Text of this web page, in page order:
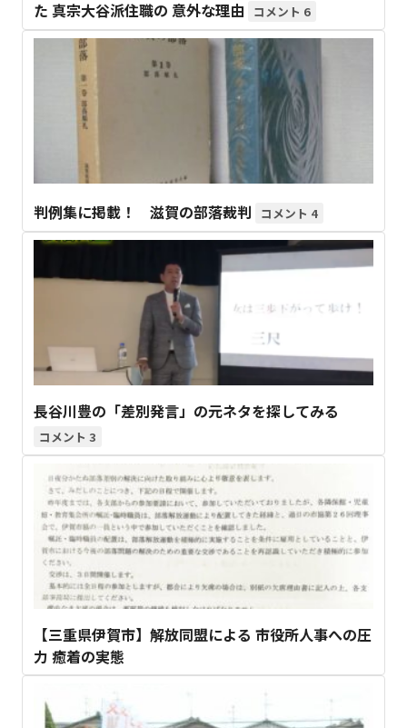
た 真宗大谷派住職の 意外な理由 6
判例集に掲載！ 滋賀の部落裁判 4
長谷川豊の「差別発言」の元ネタを探してみる
3
【三重県伊賀市】解放同盟による 市役所人事への圧
力 癒着の実態